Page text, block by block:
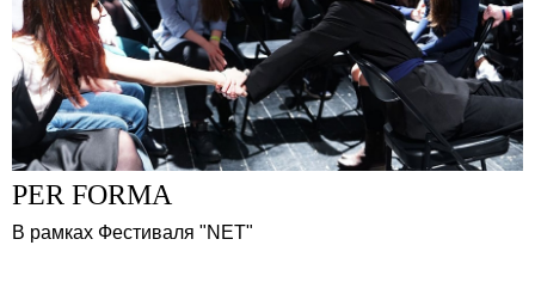
PER FORMA
В рамках Фестиваля "NET"